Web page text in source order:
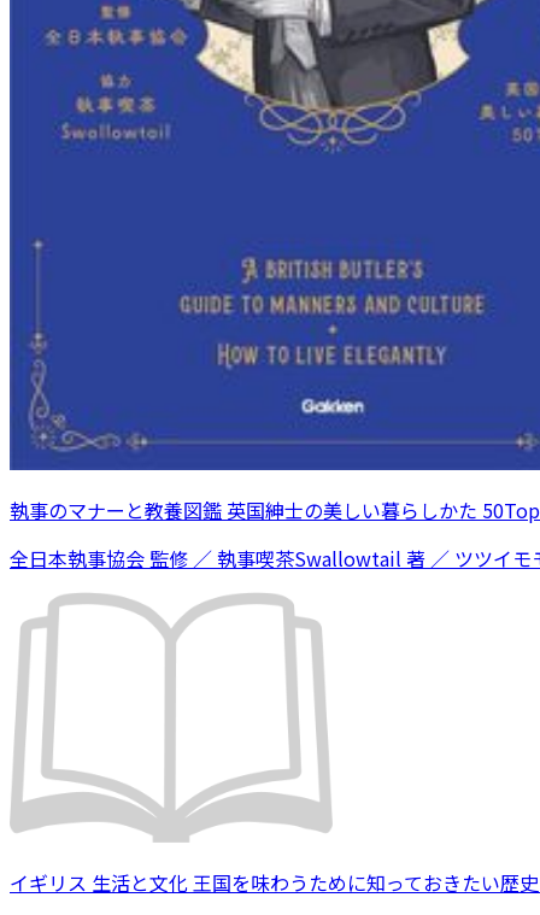
執事のマナーと教養図鑑 英国紳士の美しい暮らしかた
全日本執事協会 監修 ／ 執事喫茶Swallowtail 著 ／ ツツイ
イギリス 生活と文化 王国を味わうために知っておきたい歴